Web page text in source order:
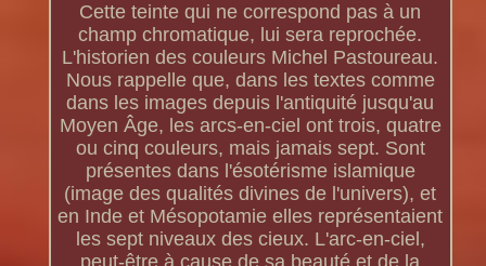
Cette teinte qui ne correspond pas à un
champ chromatique, lui sera reprochée.
L'historien des couleurs Michel Pastoureau.
Nous rappelle que, dans les textes comme
dans les images depuis l'antiquité jusqu'au
Moyen Âge, les arcs-en-ciel ont trois, quatre
ou cinq couleurs, mais jamais sept. Sont
présentes dans l'ésotérisme islamique
(image des qualités divines de l'univers), et
en Inde et Mésopotamie elles représentaient
les sept niveaux des cieux. L'arc-en-ciel,